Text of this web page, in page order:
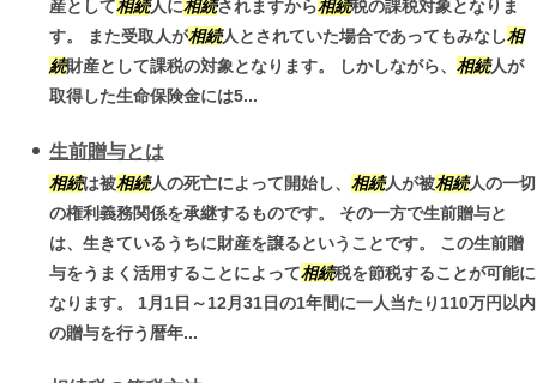
産として相続人に相続されますから相続税の課税対象となりま
す。 また受取人が相続人とされていた場合であってもみなし相
続財産として課税の対象となります。 しかしながら、 相続人が
取得した生命保険金には5...
生前贈与とは
相続は被相続人の死亡によって開始し、 相続人が被相続人の一切
の権利義務関係を承継するものです。 その一方で生前贈与と
は、生きているうちに財産を譲るということです。 この生前贈
与をうまく活用することによって相続税を節税することが可能に
なります。 1月1日～12月31日の1年間に一人当たり110万円以内
の贈与を行う暦年...